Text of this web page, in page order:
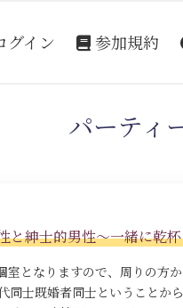
グイン 参加規約
パーティ
と紳士的男性～一緒に乾
室となりますので、周りの
同士既婚者同士ということ